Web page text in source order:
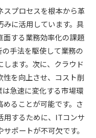
スプロセスを根本から革
に活用しています。具
面する業務効率化の課題
手法を駆使して業務の
ます。次に、クラウド
を向上させ、コスト削
急速に変化する市場環
ることが可能です。さ
用するために、ITコンサ
ポートが不可欠です。